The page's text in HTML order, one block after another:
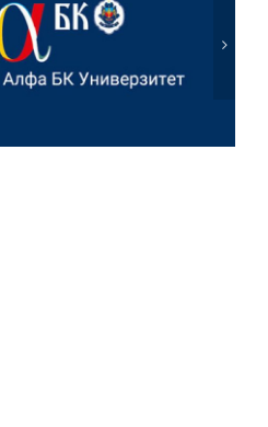
Међународни научни
скуп: Ecologica — Ви и
иновације у
енергетици и